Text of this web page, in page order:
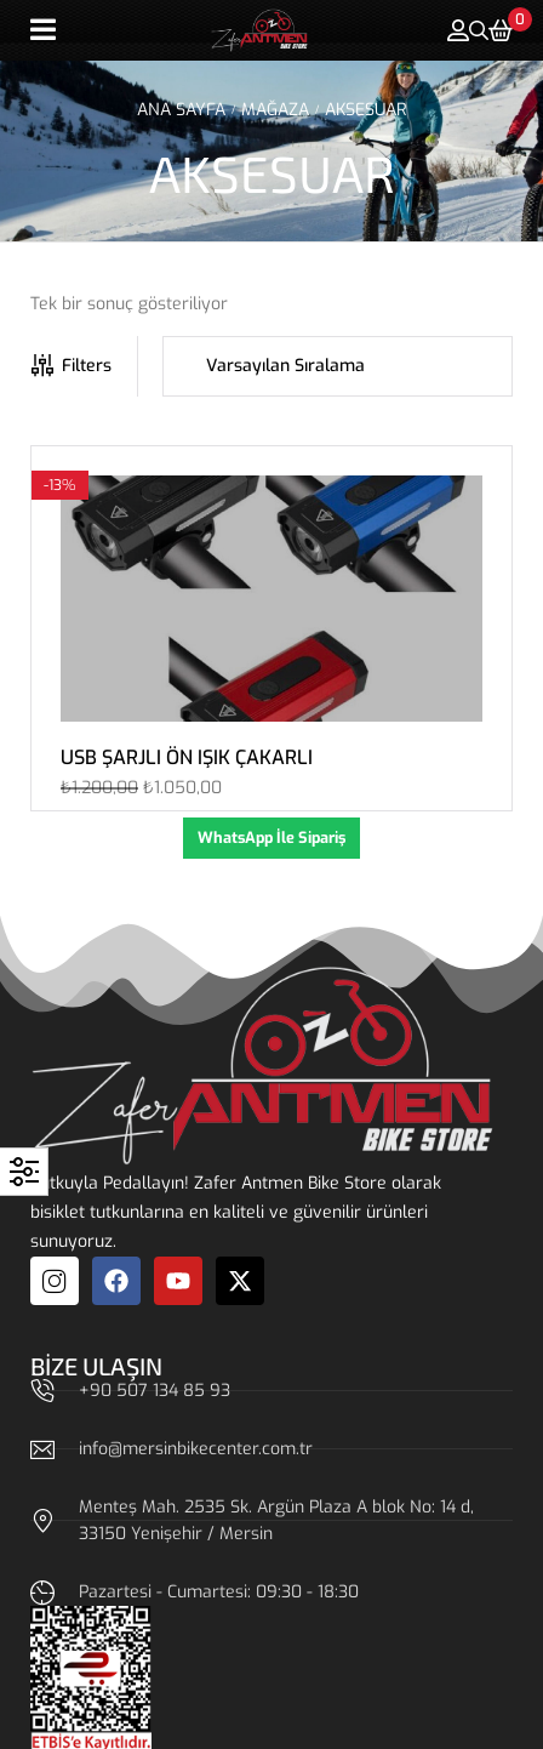
0
AKSESUAR
ANA SAYFA / MAĞAZA / AKSESUAR
Tek bir sonuç gösteriliyor
Filters
-13%
USB ŞARJLI ÖN IŞIK ÇAKARLI
₺1.200,00 ₺1.050,00
WhatsApp İle Sipariş
Tutkuyla Pedallayın! Zafer Antmen Bike Store olarak
bisiklet tutkunlarına en kaliteli ve güvenilir ürünleri
sunuyoruz.
BIZE ULAŞIN
+90 507 134 85 93
info@mersinbikecenter.com.tr
Menteş Mah. 2535 Sk. Argün Plaza A blok No: 14 d,
33150 Yenişehir / Mersin
Pazartesi - Cumartesi: 09:30 - 18:30